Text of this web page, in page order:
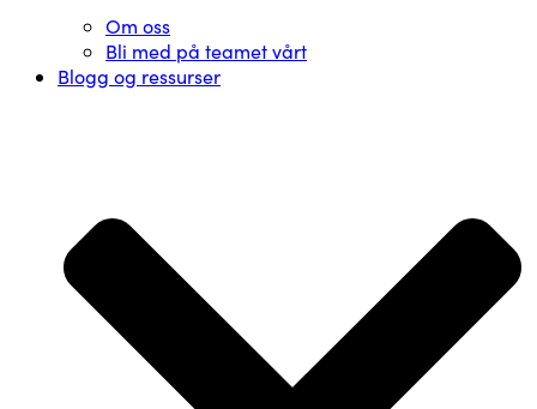
Om oss
Bli med på teamet vårt
Blogg og ressurser